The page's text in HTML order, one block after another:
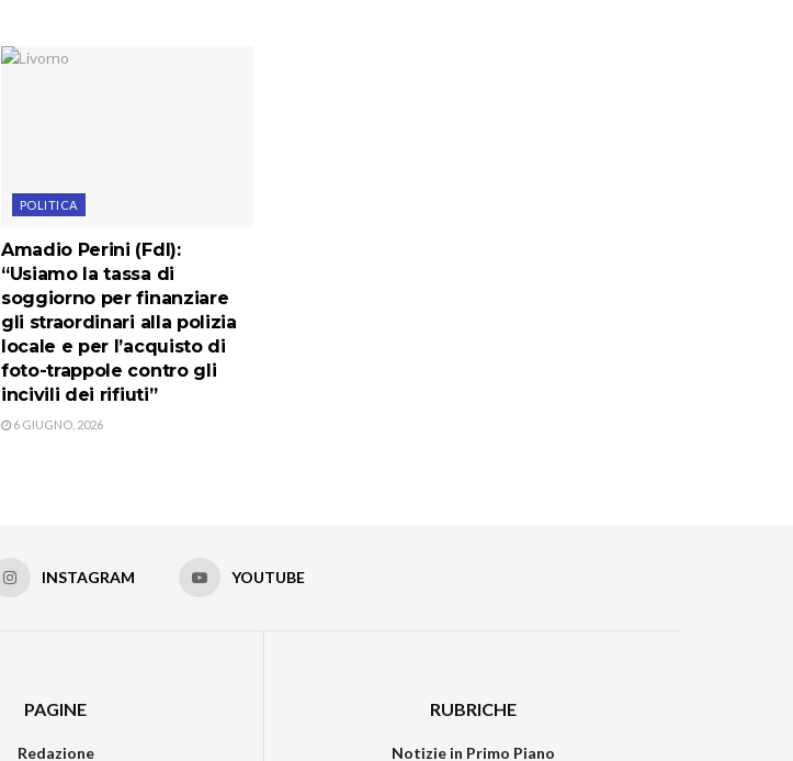
POLITICA
Amadio Perini (FdI):
“Usiamo la tassa di
soggiorno per finanziare
gli straordinari alla polizia
locale e per l’acquisto di
foto-trappole contro gli
incivili dei rifiuti”
6 GIUGNO, 2026
INSTAGRAM YOUTUBE
PAGINE
Redazione
RUBRICHE
Notizie in Primo Piano